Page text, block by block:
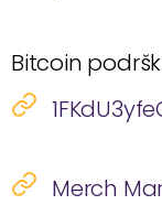
Bitcoin
Merch